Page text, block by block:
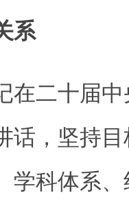
系
在二十届
话，坚持
学科体系